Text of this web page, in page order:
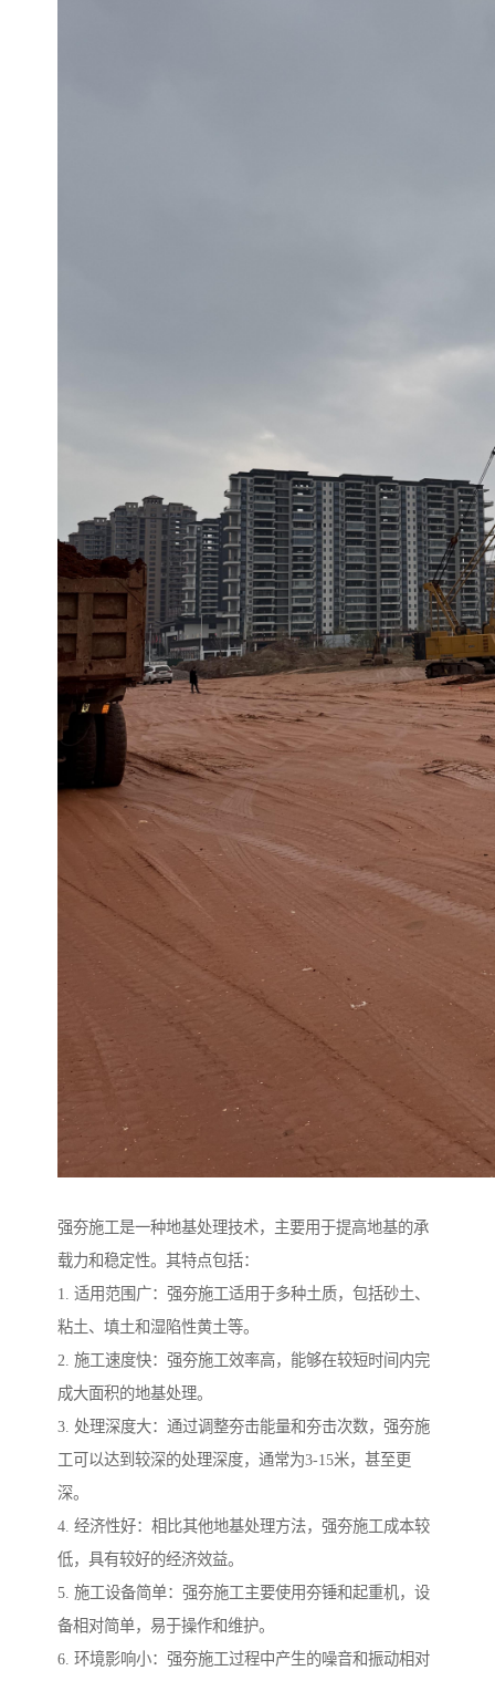
强夯施工是一种地基处理技术，主要用于提高地基的承
载力和稳定性。其特点包括：
1. 适用范围广：强夯施工适用于多种土质，包括砂土、
粘土、填土和湿陷性黄土等。
2. 施工速度快：强夯施工效率高，能够在较短时间内完
成大面积的地基处理。
3. 处理深度大：通过调整夯击能量和夯击次数，强夯施
工可以达到较深的处理深度，通常为3-15米，甚至更
深。
4. 经济性好：相比其他地基处理方法，强夯施工成本较
低，具有较好的经济效益。
5. 施工设备简单：强夯施工主要使用夯锤和起重机，设
备相对简单，易于操作和维护。
6. 环境影响小：强夯施工过程中产生的噪音和振动相对